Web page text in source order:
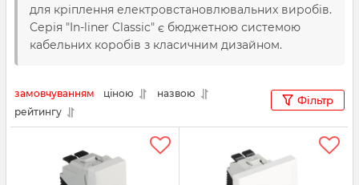
для кріплення електровстановлювальних виробів.
Серія "In-liner Classic" є бюджетною системою
кабельних коробів з класичним дизайном.
замовчуванням ціною
назвою
рейтингу
Фільтр